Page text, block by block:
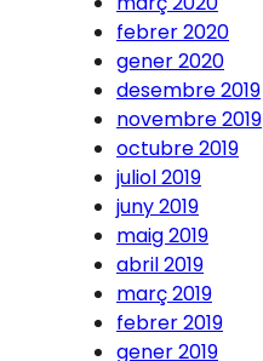
febrer 2020
gener 2020
desembre 2019
novembre 2019
octubre 2019
juliol 2019
juny 2019
maig 2019
abril 2019
març 2019
febrer 2019
gener 2019